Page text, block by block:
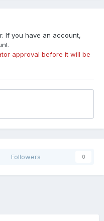
If you have an account,
approval before it will be
Followers 0